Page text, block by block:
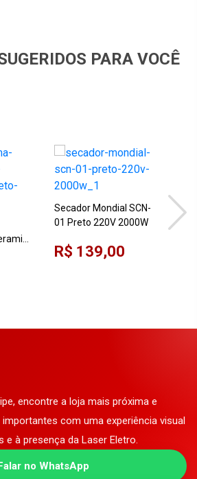
PARA VOCÊ
Secador Mondial SCN-
01 Preto 220V 2000W
R$ 139,00
encontre a loja mais próxima e
com uma experiência visual
e à presença da Laser Eletro.
Falar no WhatsApp